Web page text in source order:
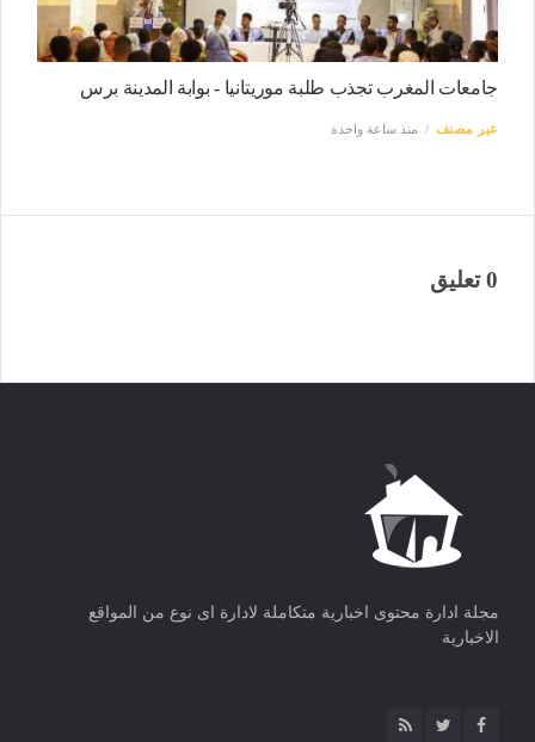
جامعات المغرب تجذب طلبة موريتانيا - بوابة المدينة برس
غير مصنف منذ ساعة واحدة
0 تعليق
مجلة ادارة محتوى اخبارية متكاملة لادارة اى نوع من المواقع
الاخبارية